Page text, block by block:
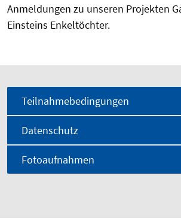
Anmeldungen zu unseren Projekten
Einsteins Enkeltöchter.
Teilnahmebedingungen
Datenschutz
Fotoaufnahmen